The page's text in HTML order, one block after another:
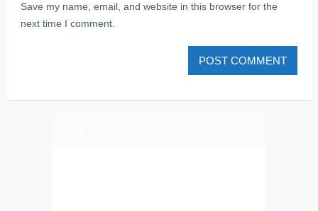
Save my name, email, and website in this browser for the
next time I comment.